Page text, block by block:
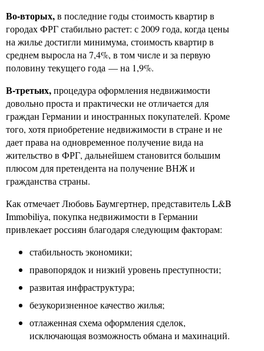
Во-вторых,в последние годы стоимость квартир в
городах ФРГ стабильно растет: с 2009 года, когда цены
на жилье достигли минимума, стоимость квартир в
среднем выросла на 7,4%, в том числе и за первую
половину текущего года — на 1,9%.
В-третьих,процедура оформления недвижимости
довольно проста и практически не отличается для
граждан Германии и иностранных покупателей. Кроме
того, хотя приобретение недвижимости в стране и не
дает права на одновременное получение вида на
жительство в ФРГ, дальнейшем становится большим
плюсом для претендента на получение ВНЖ и
гражданства страны.
Как отмечает Любовь Баумгертнер, представитель L&B
Immobiliya, покупка недвижимости в Германии
привлекает россиян благодаря следующим факторам:
стабильность экономики;
правопорядок и низкий уровень преступности;
развитая инфраструктура;
безукоризненное качество жилья;
отлаженная схема оформления сделок,
исключающая возможность обмана и махинаций.